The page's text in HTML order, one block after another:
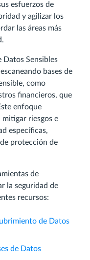
esfuerzos de
y agilizar los
las áreas más
Datos Sensibles
bases de
como
financieros, que
enfoque
mitigar riesgos e
específicas,
protección de
de
la seguridad de
recursos:
de Datos
de Datos